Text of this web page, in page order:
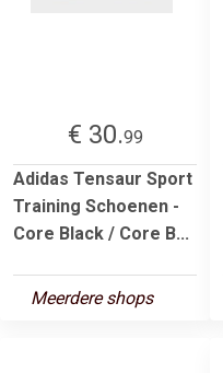
€ 30.99
Adidas Tensaur Sport
Training Schoenen -
Core Black / Core B...
Meerdere shops